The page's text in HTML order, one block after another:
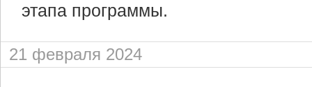
этапа программы.
21 февраля 2024